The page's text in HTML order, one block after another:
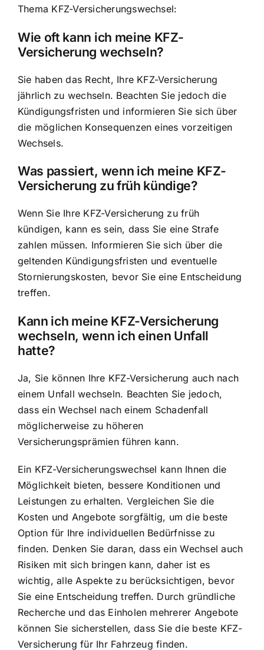
Thema KFZ-Versicherungswechsel:
Wie oft kann ich meine KFZ-
Versicherung wechseln?
Sie haben das Recht, Ihre KFZ-Versicherung
jährlich zu wechseln. Beachten Sie jedoch die
Kündigungsfristen und informieren Sie sich über
die möglichen Konsequenzen eines vorzeitigen
Wechsels.
Was passiert, wenn ich meine KFZ-
Versicherung zu früh kündige?
Wenn Sie Ihre KFZ-Versicherung zu früh
kündigen, kann es sein, dass Sie eine Strafe
zahlen müssen. Informieren Sie sich über die
geltenden Kündigungsfristen und eventuelle
Stornierungskosten, bevor Sie eine Entscheidung
treffen.
Kann ich meine KFZ-Versicherung
wechseln, wenn ich einen Unfall
hatte?
Ja, Sie können Ihre KFZ-Versicherung auch nach
einem Unfall wechseln. Beachten Sie jedoch,
dass ein Wechsel nach einem Schadenfall
möglicherweise zu höheren
Versicherungsprämien führen kann.
Ein KFZ-Versicherungswechsel kann Ihnen die
Möglichkeit bieten, bessere Konditionen und
Leistungen zu erhalten. Vergleichen Sie die
Kosten und Angebote sorgfältig, um die beste
Option für Ihre individuellen Bedürfnisse zu
finden. Denken Sie daran, dass ein Wechsel auch
Risiken mit sich bringen kann, daher ist es
wichtig, alle Aspekte zu berücksichtigen, bevor
Sie eine Entscheidung treffen. Durch gründliche
Recherche und das Einholen mehrerer Angebote
können Sie sicherstellen, dass Sie die beste KFZ-
Versicherung für Ihr Fahrzeug finden.